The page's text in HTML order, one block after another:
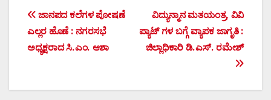
Post
navigation
ವಿದ್ಯುನ್ಮಾನ ಮತಯಂತ್ರ, ವಿವಿ
ಪ್ಯಾಟ್ ಗಳ ಬಗ್ಗೆ ವ್ಯಾಪಕ ಜಾಗೃತಿ :
ಜಿಲ್ಲಾಧಿಕಾರಿ ಡಿ.ಎಸ್. ರಮೇಶ್
ಜಾನಪದ ಕಲೆಗಳ ಪೋಷಣೆ
ಎಲ್ಲರ ಹೊಣೆ : ನಗರಸಭೆ
ಅಧ್ಯಕ್ಷರಾದ ಸಿ.ಎಂ. ಆಶಾ